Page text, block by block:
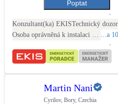
Rekuperace tepla
Šedá i černá odpadní
Kamna / krby
Doplňkové zdroje
LED osvětlení
Vnitřní i venkovní
Poptat
Konzultant(ka) EKISTechnický
...a
Martin Nani
Cyrilov, Bory, Czechia